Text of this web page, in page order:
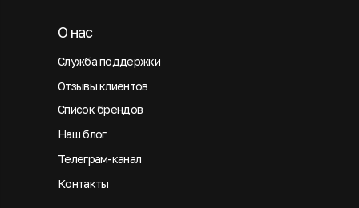
Служба поддержки
О нас
Отзывы клиентов
Список брендов
Наш блог
Телеграм-канал
Контакты